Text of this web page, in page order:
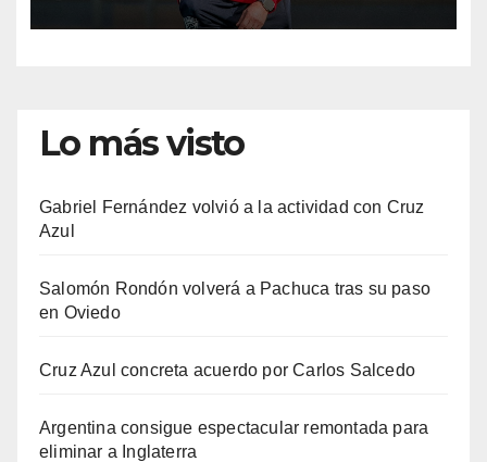
Lo más visto
Gabriel Fernández volvió a la actividad con Cruz
Azul
Salomón Rondón volverá a Pachuca tras su paso
en Oviedo
Cruz Azul concreta acuerdo por Carlos Salcedo
Argentina consigue espectacular remontada para
eliminar a Inglaterra